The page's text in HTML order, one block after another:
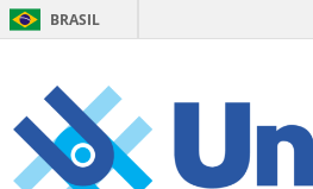
BRASIL